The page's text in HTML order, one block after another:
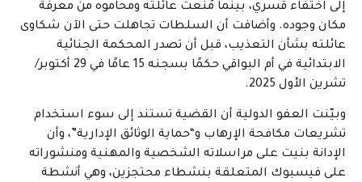
إلى اختفاء قسري، بينما مُنعت عائلته ومحاموه من معرفة
مكان وجوده. وأضافت أن السلطات تجاهلت حتى الآن شكاوى
عائلته بشأن التعذيب، قبل أن تصدر المحكمة الجنائية
الابتدائية في أم البواقي حكمًا بسجنه 15 عامًا في 29 أكتوبر/
تشرين الأول 2025.
وبيّنت العفو الدولية أن القضية تستند إلى سوء استخدام
تشريعات مكافحة الإرهاب و“حماية الوثائق الإدارية”، وأن
الإدانة بنيت على مراسلاته الشخصية والمهنية ومنشوراته
على فيسبوك المتعلقة بنشطاء محتجزين، وهي أنشطة